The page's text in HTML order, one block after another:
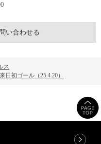
い合わせる
ス
日初ゴール（25.4.20）